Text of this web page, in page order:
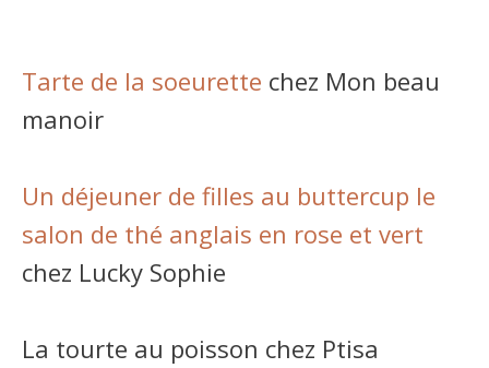
Tarte de la soeurette chez Mon beau
manoir
Un déjeuner de filles au buttercup le
salon de thé anglais en rose et vert
chez Lucky Sophie
La tourte au poisson chez Ptisa